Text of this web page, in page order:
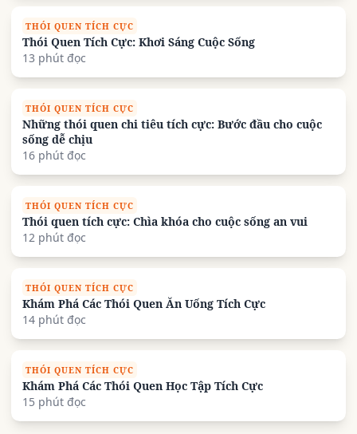
THÓI QUEN TÍCH CỰC
Thói Quen Tích Cực: Khơi Sáng Cuộc Sống
13 phút đọc
THÓI QUEN TÍCH CỰC
Những thói quen chi tiêu tích cực: Bước đầu cho cuộc
sống dễ chịu
16 phút đọc
THÓI QUEN TÍCH CỰC
Thói quen tích cực: Chìa khóa cho cuộc sống an vui
12 phút đọc
THÓI QUEN TÍCH CỰC
Khám Phá Các Thói Quen Ăn Uống Tích Cực
14 phút đọc
THÓI QUEN TÍCH CỰC
Khám Phá Các Thói Quen Học Tập Tích Cực
15 phút đọc